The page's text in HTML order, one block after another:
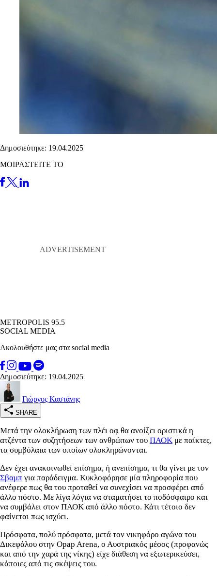
Δημοσιεύτηκε: 19.04.2025
ΜΟΙΡΑΣΤΕΙΤΕ ΤΟ
METROPOLIS 95.5
SOCIAL MEDIA
Ακολουθήστε μας στα social media
Δημοσιεύτηκε: 19.04.2025
Γιώργος Καστάνης
SHARE
Μετά την ολοκλήρωση των πλέι οφ θα ανοίξει οριστικά η
ατζέντα των συζητήσεων των ανθρώπων του ΠΑΟΚ με παίκτες,
τα συμβόλαια των οποίων ολοκληρώνονται.
Δεν έχει ανακοινωθεί επίσημα, ή ανεπίσημα, τι θα γίνει με τον
Σβαμπ για παράδειγμα. Κυκλοφόρησε μία πληροφορία που
ανέφερε πως θα του προταθεί να συνεχίσει να προσφέρει από
άλλο πόστο. Με λίγα λόγια να σταματήσει το ποδόσφαιρο και
να συμβάλει στον ΠΑΟΚ από άλλο πόστο. Κάτι τέτοιο δεν
φαίνεται πως ισχύει.
Πρόσφατα, πολύ πρόσφατα, μετά τον νικηφόρο αγώνα του
Δικεφάλου στην Opap Arena, ο Αυστριακός μέσος (προφανώς
και από την χαρά της νίκης) είχε διάθεση να εξωτερικεύσει,
κάποιες από τις σκέψεις του.